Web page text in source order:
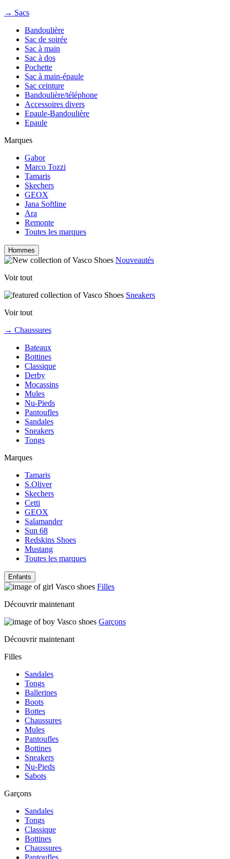
→ Sacs
Bandoulière
Sac de soirée
Sac à main
Sac à dos
Pochette
Sac à main-épaule
Sac ceinture
Bandoulière/téléphone
Accessoires divers
Epaule-Bandoulière
Epaule
Marques
Gabor
Marco Tozzi
Tamaris
Skechers
GEOX
Jana Softline
Ara
Remonte
Toutes les marques
Hommes
Nouveautés
Voir tout
Sneakers
Voir tout
→ Chaussures
Bateaux
Bottines
Classique
Derby
Mocassins
Mules
Nu-Pieds
Pantoufles
Sandales
Sneakers
Tongs
Marques
Tamaris
S.Oliver
Skechers
Cetti
GEOX
Salamander
Sun 68
Redskins Shoes
Mustang
Toutes les marques
Enfants
Filles
Découvrir maintenant
Garçons
Découvrir maintenant
Filles
Sandales
Tongs
Ballerines
Boots
Bottes
Chaussures
Mules
Pantoufles
Bottines
Sneakers
Nu-Pieds
Sabots
Garçons
Sandales
Tongs
Classique
Bottines
Chaussures
Pantoufles